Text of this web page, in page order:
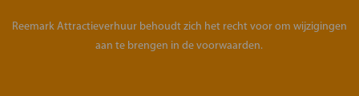
Reemark Attractieverhuur behoudt zich het recht voor om wijzigingen
aan te brengen in de voorwaarden.